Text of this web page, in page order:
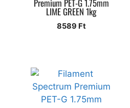
Premium PET-G 1.75mm
LIME GREEN 1kg
8589 Ft